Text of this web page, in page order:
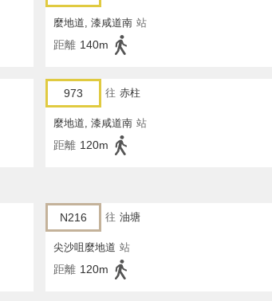
麼地道, 漆咸道南 站
距離 140m
973 往 赤柱
麼地道, 漆咸道南 站
距離 120m
N216 往 油塘
尖沙咀麼地道 站
距離 120m